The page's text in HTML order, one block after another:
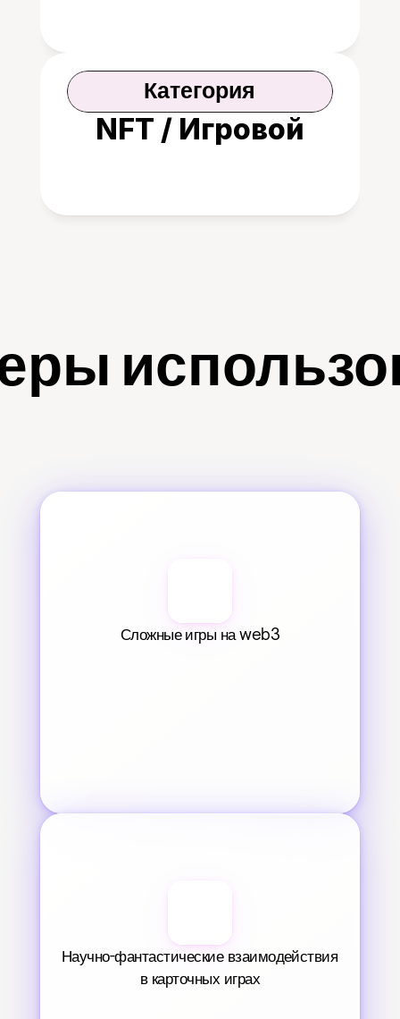
Категория
NFT / Игровой
Сложные игры на web3
Научно-фантастические взаимодействия
в карточных играх